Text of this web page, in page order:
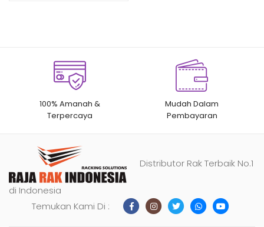
100% Amanah &
Terpercaya
Mudah Dalam
Pembayaran
Distributor Rak Terbaik No.1
di Indonesia
Temukan Kami Di :